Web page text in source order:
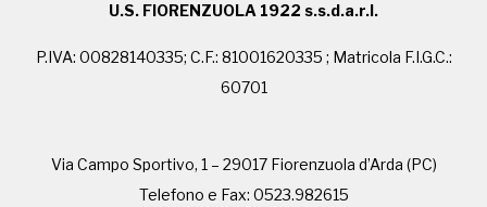
U.S. FIORENZUOLA 1922 s.s.d.a.r.l.
P.IVA: 00828140335; C.F.: 81001620335 ; Matricola F.I.G.C.:
60701
Via Campo Sportivo, 1 – 29017 Fiorenzuola d’Arda (PC)
Telefono e Fax: 0523.982615